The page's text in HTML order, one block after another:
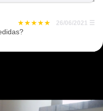
26/06/2021 ☰